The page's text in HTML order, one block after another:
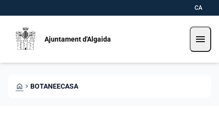
CA
Ajuntament d'Algaida menu
HOME CHEVRON_RIGHT BOTANEECASA